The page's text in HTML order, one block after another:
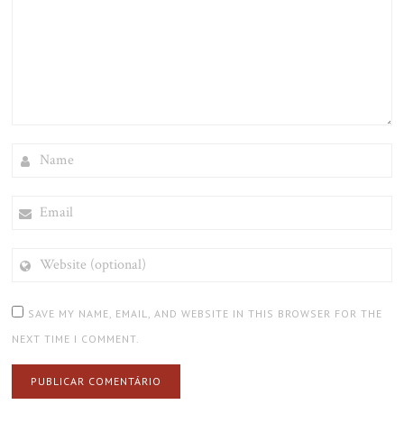
(OPTIONAL)
SAVE MY NAME, EMAIL, AND WEBSITE IN THIS BROWSER FOR THE
NEXT TIME I COMMENT.